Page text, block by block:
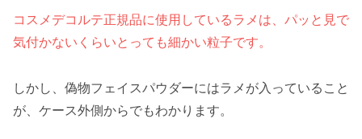
コスメデコルテ正規品に使用しているラメは、パッと見で
気付かないくらいとっても細かい粒子です。
しかし、偽物フェイスパウダーにはラメが入っていること
が、ケース外側からでもわかります。